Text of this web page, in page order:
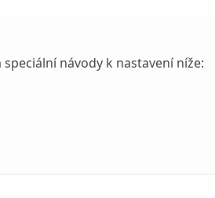
návody k nastavení níže: